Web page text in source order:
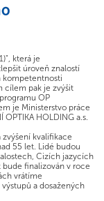
která je
úroveň znalostí
kompetentnosti
cílem pak je zvýšit
OP
je Ministerstvo práce
HOLDING a.s.
kvalifikace
55 let. Lidé budou
Cizích jazycích
finalizován v roce
vrátíme
a dosažených